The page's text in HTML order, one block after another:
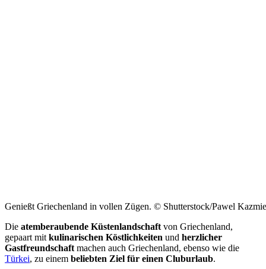
Genießt Griechenland in vollen Zügen. © Shutterstock/Pawel
Die atemberaubende Küstenlandschaft von Griechenland,
gepaart mit kulinarischen Köstlichkeiten und herzlicher
Gastfreundschaft machen auch Griechenland, ebenso wie die
Türkei, zu einem beliebten Ziel für einen Cluburlaub.